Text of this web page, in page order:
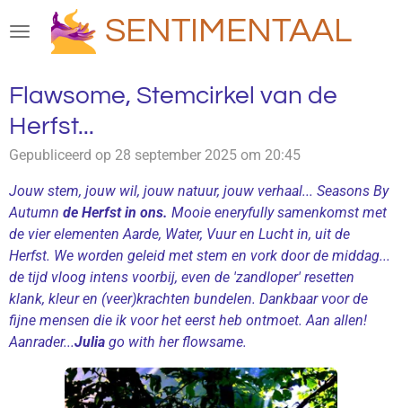
direct
de
hoofdinhoud
SENTIMENTAAL
Flawsome, Stemcirkel van de
Herfst...
Gepubliceerd op 28 september 2025 om 20:45
Jouw stem, jouw wil, jouw natuur, jouw verhaal... Seasons By
Autumn de Herfst in ons. Mooie eneryfully samenkomst met
de vier elementen Aarde, Water, Vuur en Lucht in, uit de
Herfst. We worden geleid met stem en vork door de middag...
de tijd vloog intens voorbij, even de 'zandloper' resetten
klank, kleur en (veer)krachten bundelen. Dankbaar voor de
fijne mensen die ik voor het eerst heb ontmoet. Aan allen!
Aanrader...Julia go with her flowsame.